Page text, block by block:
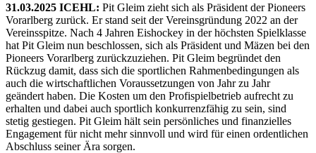
31.03.2025 ICEHL: Pit Gleim zieht sich als Präsident der Pioneers
Vorarlberg zurück. Er stand seit der Vereinsgründung 2022 an der
Vereinsspitze. Nach 4 Jahren Eishockey in der höchsten Spielklasse
hat Pit Gleim nun beschlossen, sich als Präsident und Mäzen bei den
Pioneers Vorarlberg zurückzuziehen. Pit Gleim begründet den
Rückzug damit, dass sich die sportlichen Rahmenbedingungen als
auch die wirtschaftlichen Voraussetzungen von Jahr zu Jahr
geändert haben. Die Kosten um den Profispielbetrieb aufrecht zu
erhalten und dabei auch sportlich konkurrenzfähig zu sein, sind
stetig gestiegen. Pit Gleim hält sein persönliches und finanzielles
Engagement für nicht mehr sinnvoll und wird für einen ordentlichen
Abschluss seiner Ära sorgen.